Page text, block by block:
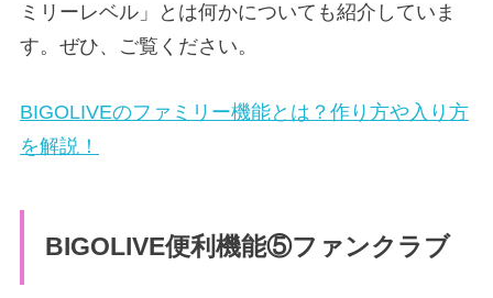
ミリーレベル」とは何かについても紹介していま
す。ぜひ、ご覧ください。
BIGOLIVEのファミリー機能とは？作り方や入り方
を解説！
BIGOLIVE便利機能⑤ファンクラブ